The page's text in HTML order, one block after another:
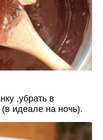
,убрать в
идеале на ночь).